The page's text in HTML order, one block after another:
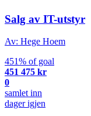
Salg av IT-utstyr
Av: Hege Hoem
451% of goal
451 475 kr
0
samlet inn
dager igjen